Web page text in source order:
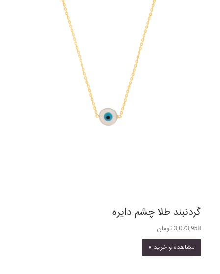
گردنبند طلا چشم دایره
3,073,958 تومان
مشاهده و خرید »